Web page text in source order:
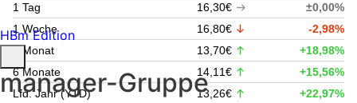
1 Tag
16,30€
±0,00%
1 Woche
16,80€
-2,98%
1 Monat
13,70€
+18,98%
6 Monate
14,11€
+15,56%
Lfd. Jahr (YTD)
13,26€
+22,97%
HBm Edition
manager-Gruppe